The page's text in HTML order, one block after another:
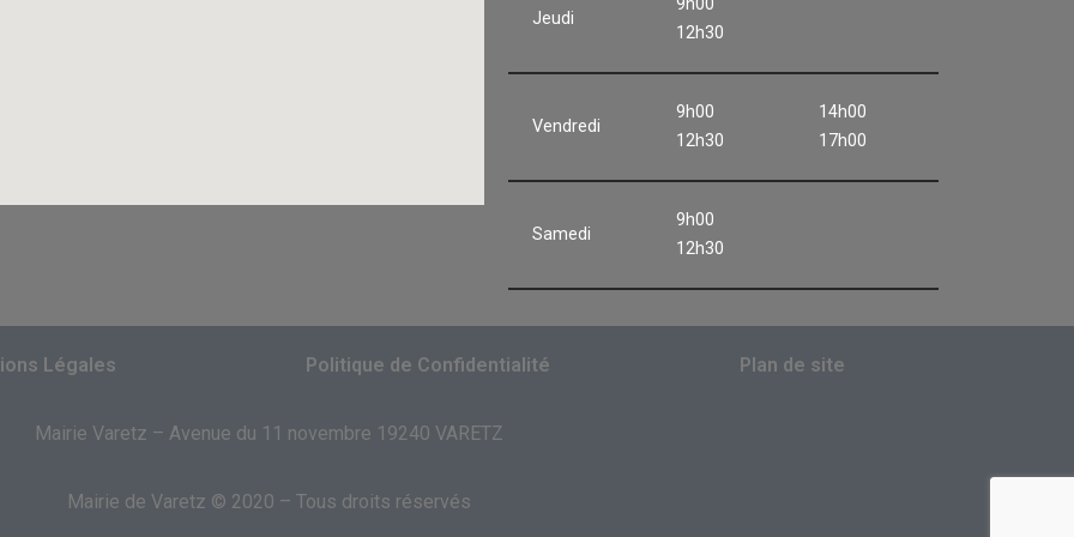
Jeudi
9h00
12h30
Vendredi
9h00
12h30
14h00
17h00
Samedi
9h00
12h30
Légales Politique de Confidentialité Plan de site
Mairie Varetz – Avenue du 11 novembre 19240 VARETZ
Mairie de Varetz © 2020 – Tous droits réservés